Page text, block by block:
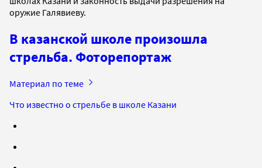
оружие Галявиеву.
В казанской школе произошла
стрельба. Фоторепортаж
Материал по теме
Что известно о стрельбе в школе Казани